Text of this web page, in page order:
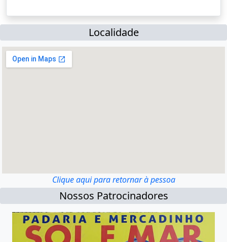
Localidade
Clique aqui para retornar à pessoa
Nossos Patrocinadores